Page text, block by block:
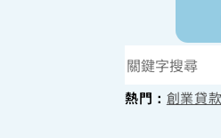
熱門： 創業貸款